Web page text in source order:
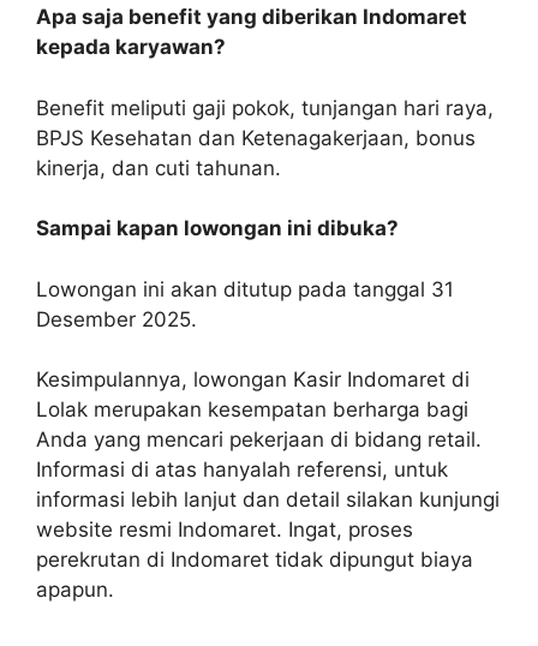
Apa saja benefit yang diberikan Indomaret
kepada karyawan?
Benefit meliputi gaji pokok, tunjangan hari raya,
BPJS Kesehatan dan Ketenagakerjaan, bonus
kinerja, dan cuti tahunan.
Sampai kapan lowongan ini dibuka?
Lowongan ini akan ditutup pada tanggal 31
Desember 2025.
Kesimpulannya, lowongan Kasir Indomaret di
Lolak merupakan kesempatan berharga bagi
Anda yang mencari pekerjaan di bidang retail.
Informasi di atas hanyalah referensi, untuk
informasi lebih lanjut dan detail silakan kunjungi
website resmi Indomaret. Ingat, proses
perekrutan di Indomaret tidak dipungut biaya
apapun.